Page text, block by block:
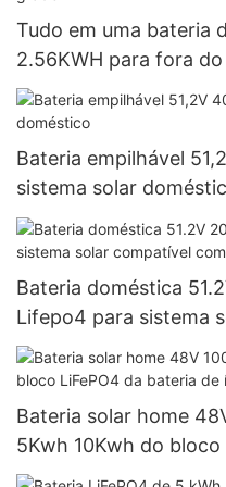
Tudo em uma bateria
2.56KWH para fora
armazenamento de
Bateria empilhável
sistema solar
Bateria doméstica
Lifepo4 para sistema
inversor Deye
Bateria solar home
5Kwh 10Kwh do
de lítio